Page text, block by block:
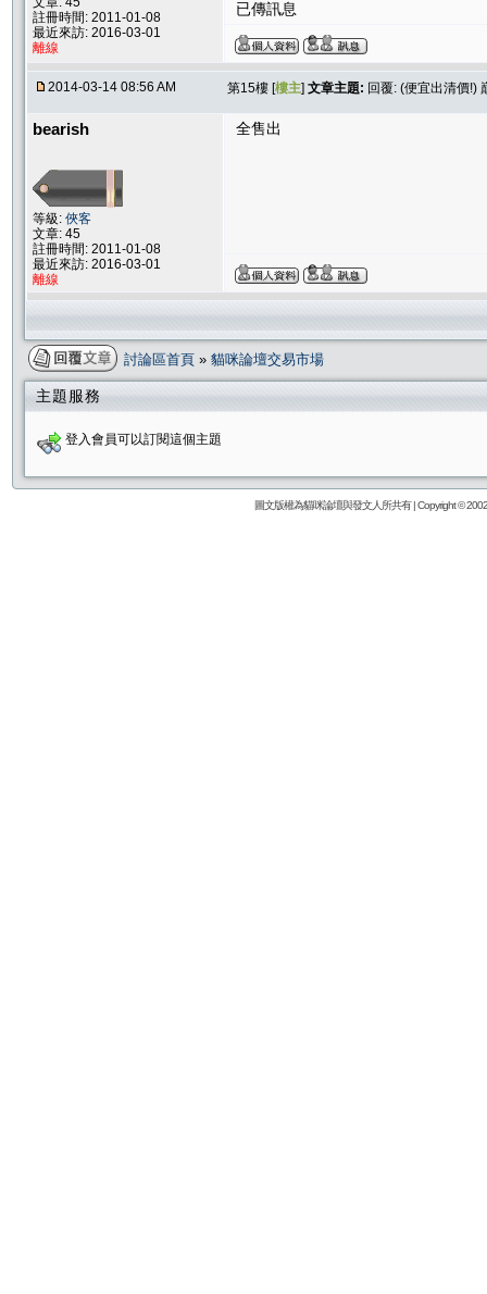
註冊時間: 2011-01-08
最近來訪: 2016-03-01
離線
已傳訊息
2014-03-14 08:56 AM 第15樓 [樓主] 文章主題: 回覆: (便宜出清價!)
bearish
等級: 俠客
文章: 45
註冊時間: 2011-01-08
最近來訪: 2016-03-01
離線
全售出
討論區首頁 » 貓咪論壇交易市場
主題服務
登入會員可以訂閱這個主題
圖文版權為貓咪論壇與發文人所共有 | Copyright ©